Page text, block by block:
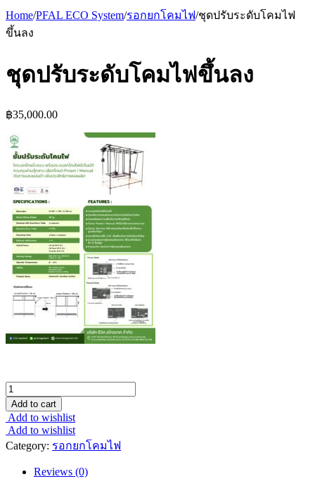
Home/PFAL ECO System/รอกยกโคมไฟ/ชุดปรับระดับโคมไฟ
ขึ้นลง
ชุดปรับระดับโคมไฟขึ้นลง
฿35,000.00
Add to cart
Add to wishlist
Add to wishlist
Category: รอกยกโคมไฟ
Reviews (0)